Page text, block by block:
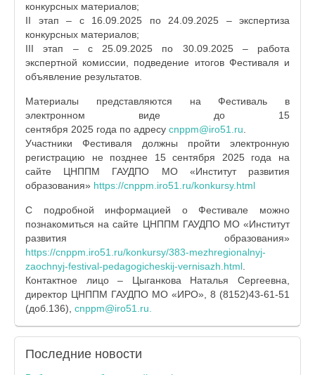
конкурсных материалов;
II этап – с 16.09.2025 по 24.09.2025 – экспертиза
конкурсных материалов;
III этап – с 25.09.2025 по 30.09.2025 – работа
экспертной комиссии, подведение итогов Фестиваля и
объявление результатов.
Материалы представляются на Фестиваль в
электронном виде до 15
сентября 2025 года по адресу cnppm@iro51.ru
Участники Фестиваля должны пройти электронную
регистрацию не позднее 15 сентября 2025 года на
сайте ЦНППМ ГАУДПО МО «Институт развития
образования» https://cnppm.iro51.ru/konkursy.html
С подробной информацией о Фестивале можно
познакомиться на сайте ЦНППМ ГАУДПО МО «Институт
развития образования»
https://cnppm.iro51.ru/konkursy/383-mezhregionalnyj-
zaochnyj-festival-pedagogicheskij-vernisazh.html
Контактное лицо – Цыганкова Наталья Сергеевна,
директор ЦНППМ ГАУДПО МО «ИРО», 8 (8152)43-61-51
(доб.136), cnppm@iro51.ru
Последние новости